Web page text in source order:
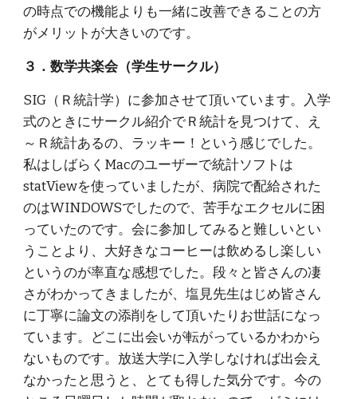
の時点での機能よりも一緒に改善できることの方
がメリットが大きいのです。
３．数学共楽会（学生サークル）
SIG（Ｒ統計学）に参加させて頂いています。入学
式のときにサークル紹介でＲ統計を見つけて、え
～Ｒ統計あるの、ラッキー！という感じでした。
私はしばらくMacのユーザーで統計ソフトは
statViewを使っていましたが、病院で配給された
のはWINDOWSでしたので、苦手なエクセルに困
っていたのです。会に参加してみると難しいとい
うことより、大好きなコーヒーは飲めるし楽しい
というのが率直な感想でした。段々と皆さんの凄
さがわかってきましたが、塩見先生はじめ皆さん
に丁寧に論文の添削をして頂いたりお世話になっ
ています。どこに出会いが転がっているかわから
ないものです。放送大学に入学しなければ出会え
なかったと思うと、とても得した気分です。今の